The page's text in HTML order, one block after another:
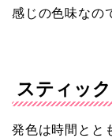
感じの色味なの
スティッ
発色は時間とと